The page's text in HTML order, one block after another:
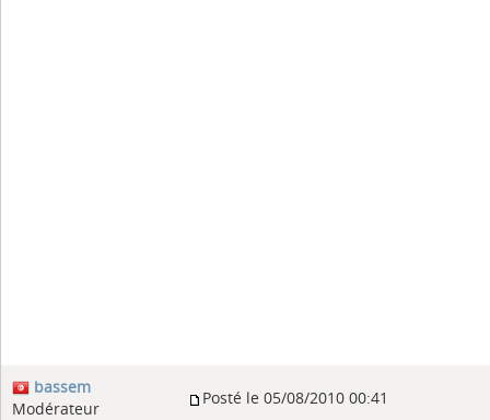
bassem
Modérateur
Posté le 05/08/2010 00:41